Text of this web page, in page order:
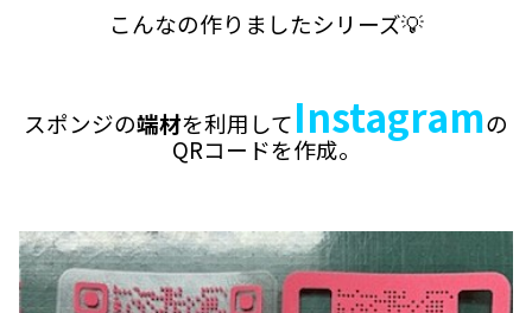
こんなの作りましたシリーズ💡
スポンジの端材を利用してInstagramの
QRコードを作成。